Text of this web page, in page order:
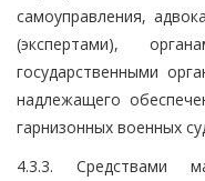
самоуправления,
(экспертами),
государственными
надлежащего
гарнизонных военных
4.3.3. Средствами